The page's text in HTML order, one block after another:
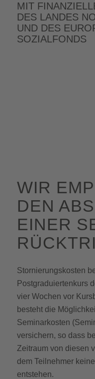
MIT
DES LANDES
UND DES
SOZIALFONDS
WIR
DEN
EINER
Stornierungskosten
Postgraduiertenkurs
vier Wochen vor
besteht die
Seminarkosten
versichern, so dass
Zeitraum von diesen
dem Teilnehmer
entstehen.